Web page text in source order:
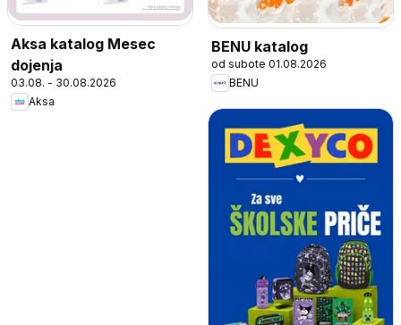
Aksa katalog Mesec
dojenja
03.08. - 30.08.2026
Aksa
BENU katalog
od subote 01.08.2026
BENU